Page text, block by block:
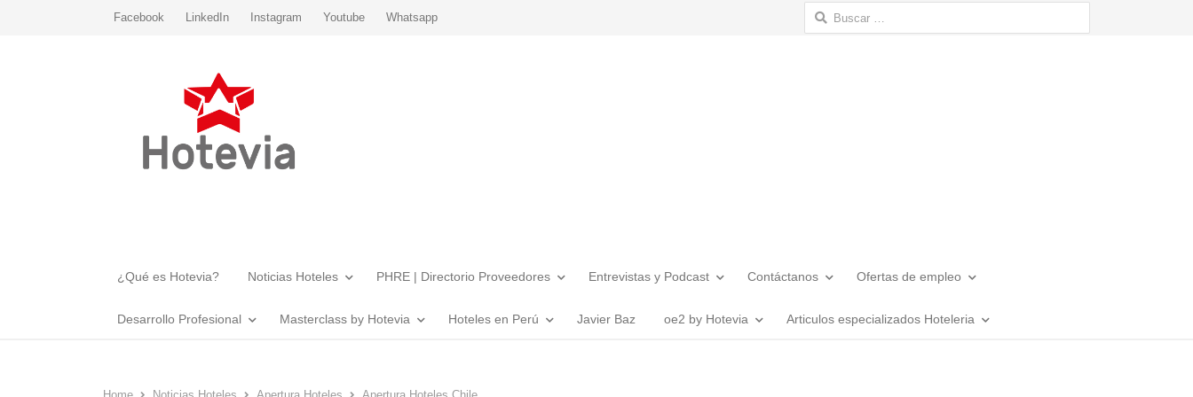
Facebook LinkedIn Instagram Youtube Whatsapp Buscar:
¿Qué es Hotevia? Noticias Hoteles PHRE | Directorio Proveedores Entrevistas y Podcast Contáctanos Ofertas de empleo
Desarrollo Profesional Masterclass by Hotevia Hoteles en Perú Javier Baz oe2 by Hotevia Articulos especializados Hoteleria